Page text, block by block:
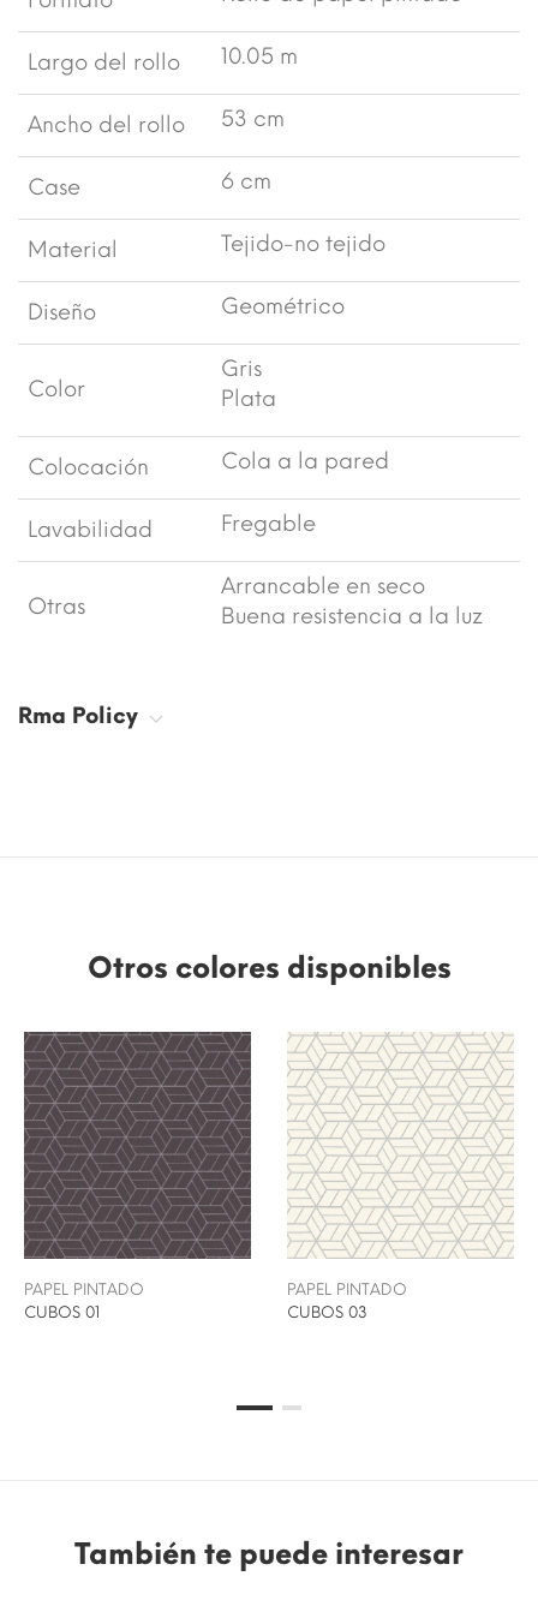
Largo del rollo 10.05 m
Ancho del rollo 53 cm
Case 6 cm
Material Tejido-no tejido
Diseño Geométrico
Color
Gris
Plata
Colocación Cola a la pared
Lavabilidad Fregable
Otras
Arrancable en seco
Buena resistencia a la luz
Rma Policy
Otros colores disponibles
PAPEL PINTADO
CUBOS 01
PAPEL PINTADO
CUBOS 03
También te puede interesar